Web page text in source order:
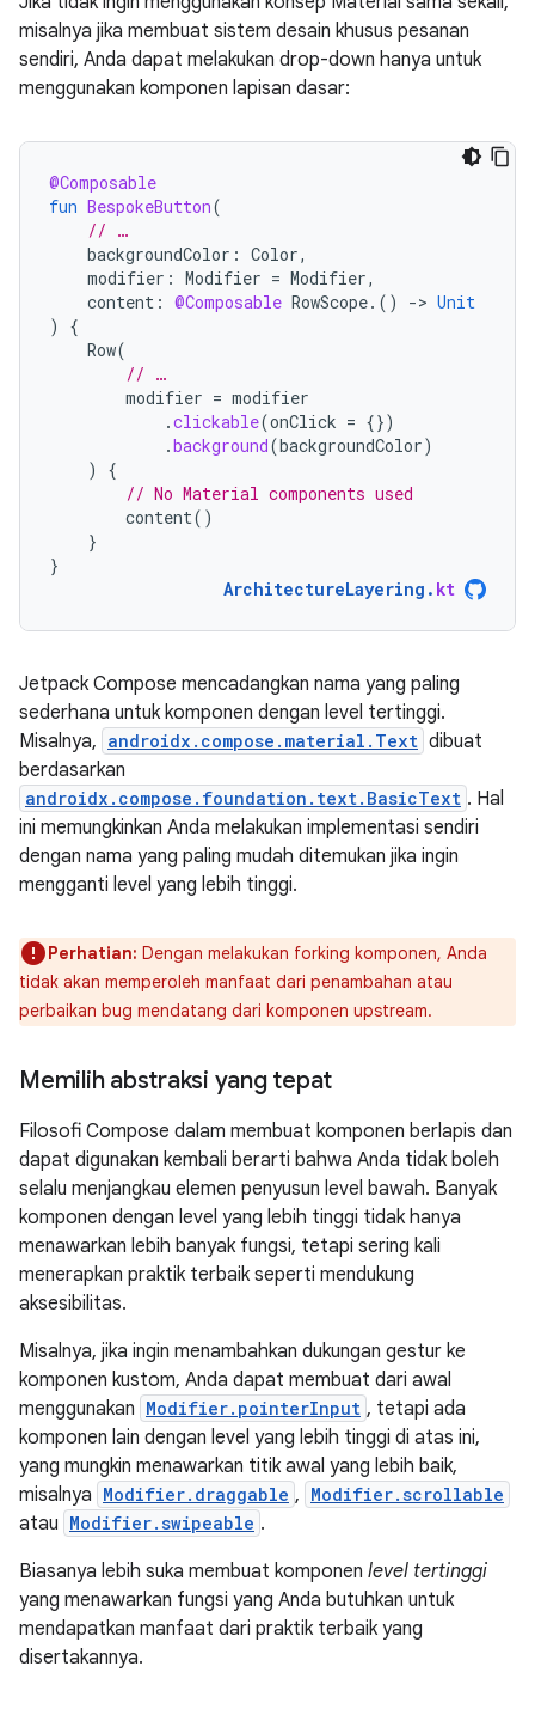
misalnya jika membuat sistem desain khusus pesanan
sendiri, Anda dapat melakukan drop-down hanya untuk
menggunakan komponen lapisan dasar:
@Composable
fun BespokeButton(
// …
backgroundColor : Color,
modifier : Modifier = Modifier,
content : @Composable RowScope.() -> Unit
)
{
Row(
// …
modifier = modifier
.clickable(onClick = {})
.background(backgroundColor)
)
{
// No Material components used
content()
}
}
ArchitectureLayering . kt
Jetpack Compose mencadangkan nama yang paling
sederhana untuk komponen dengan level tertinggi.
Misalnya, androidx.compose.material.Text dibuat
berdasarkan
androidx.compose.foundation.text.BasicText . Hal
ini memungkinkan Anda melakukan implementasi sendiri
dengan nama yang paling mudah ditemukan jika ingin
mengganti level yang lebih tinggi.
Perhatian: Dengan melakukan forking komponen, Anda
tidak akan memperoleh manfaat dari penambahan atau
perbaikan bug mendatang dari komponen upstream.
Memilih abstraksi yang tepat
Filosofi Compose dalam membuat komponen berlapis dan
dapat digunakan kembali berarti bahwa Anda tidak boleh
selalu menjangkau elemen penyusun level bawah. Banyak
komponen dengan level yang lebih tinggi tidak hanya
menawarkan lebih banyak fungsi, tetapi sering kali
menerapkan praktik terbaik seperti mendukung
aksesibilitas.
Misalnya, jika ingin menambahkan dukungan gestur ke
komponen kustom, Anda dapat membuat dari awal
menggunakan Modifier.pointerInput , tetapi ada
komponen lain dengan level yang lebih tinggi di atas ini,
yang mungkin menawarkan titik awal yang lebih baik,
misalnya Modifier.draggable , Modifier.scrollable
atau Modifier.swipeable .
Biasanya lebih suka membuat komponen level tertinggi
yang menawarkan fungsi yang Anda butuhkan untuk
mendapatkan manfaat dari praktik terbaik yang
disertakannya.